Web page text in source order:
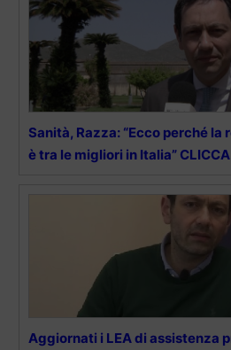
Sanità, Razza: “Ecco perché
è tra le migliori in Italia” CLICCA
Aggiornati i LEA di assistenza